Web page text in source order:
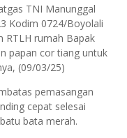
TNI Manunggal
Kodim 0724/Boyolali
RTLH rumah Bapak
papan cor tiang untuk
(09/03/25)
pemasangan
cepat selesai
bata merah.